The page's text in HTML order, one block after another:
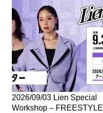
2026/09/03 Lien Special
Workshop – FREESTYLE